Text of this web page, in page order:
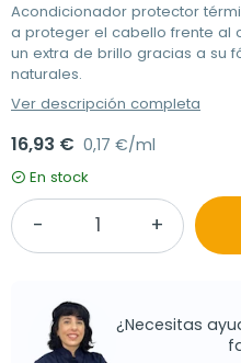
Acondicionador protector
a proteger el cabello frente al
un extra de brillo gracias a su
naturales.
Ver descripción completa
16,93 € 0,17 €/ml
En stock
¿Necesitas